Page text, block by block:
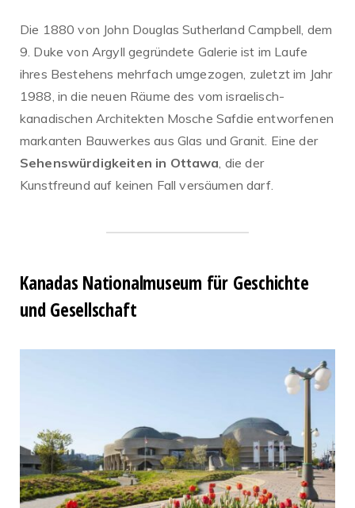
Die 1880 von John Douglas Sutherland Campbell, dem
9. Duke von Argyll gegründete Galerie ist im Laufe
ihres Bestehens mehrfach umgezogen, zuletzt im Jahr
1988, in die neuen Räume des vom israelisch-
kanadischen Architekten Mosche Safdie entworfenen
markanten Bauwerkes aus Glas und Granit. Eine der
Sehenswürdigkeiten in Ottawa, die der
Kunstfreund auf keinen Fall versäumen darf.
Kanadas Nationalmuseum für Geschichte
und Gesellschaft